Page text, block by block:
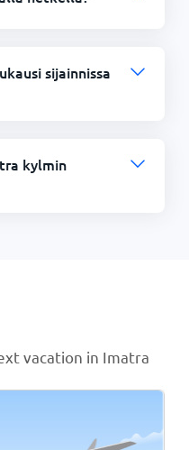
sijainnissa
kylmin
vacation in Imatra